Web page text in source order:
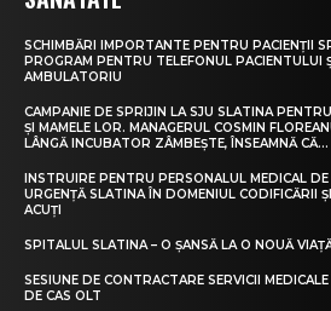
SCHIMBĂRI IMPORTANTE PENTRU PACIENȚII
PROGRAM PENTRU TELEFONUL PACIENTULUI
AMBULATORIU
CAMPANIE DE SPRIJIN LA SJU SLATINA
ȘI MAMELE LOR. MANAGERUL COSMIN
LÂNGĂ INCUBATOR ZÂMBEȘTE, ÎNSEAMNĂ CĂ...
INSTRUIRE PENTRU PERSONALUL MEDICAL
URGENȚĂ SLATINA ÎN DOMENIUL CODIFICĂRII
ACUȚI
SPITALUL SLATINA – O ȘANSĂ LA O NOUĂ
SESIUNE DE CONTRACTARE SERVICII
DE CAS OLT